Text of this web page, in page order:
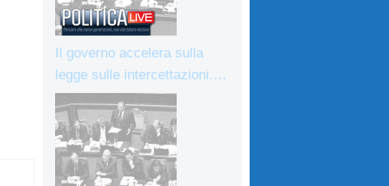
Il governo accelera sulla
legge sulle intercettazioni.…